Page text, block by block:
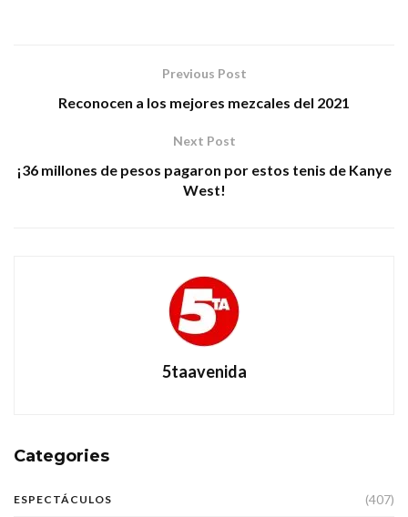
Previous Post
Reconocen a los mejores mezcales del 2021
Next Post
¡36 millones de pesos pagaron por estos tenis de Kanye
West!
5taavenida
Categories
ESPECTÁCULOS (407)